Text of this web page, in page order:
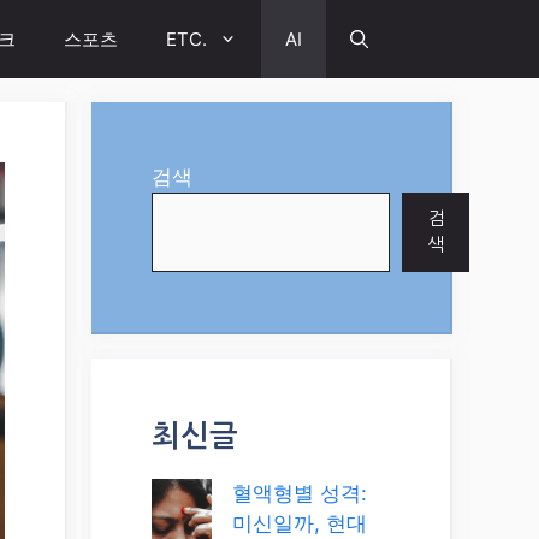
스포츠 ETC. AI
검색
검
색
최신글
혈액형별 성격:
미신일까, 현대